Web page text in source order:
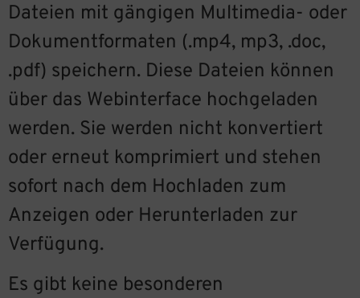
Dateien mit gängigen Multimedia- oder
Dokumentformaten (.mp4, mp3, .doc,
.pdf) speichern. Diese Dateien können
über das Webinterface hochgeladen
werden. Sie werden nicht konvertiert
oder erneut komprimiert und stehen
sofort nach dem Hochladen zum
Anzeigen oder Herunterladen zur
Verfügung.
Es gibt keine besonderen